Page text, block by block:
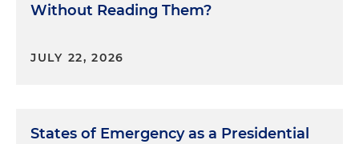
Without Reading Them?
JULY 22, 2026
States of Emergency as a Presidential